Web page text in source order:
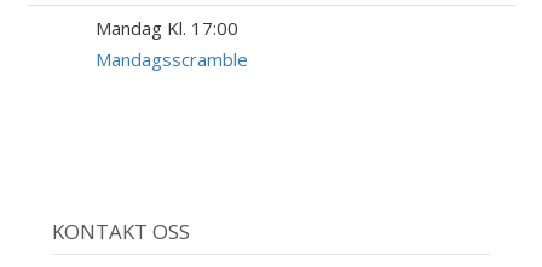
Mandag Kl. 17:00
Mandagsscramble
KONTAKT OSS